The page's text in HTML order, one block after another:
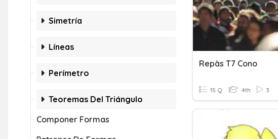
Simetría
Líneas
Perímetro
Teoremas Del Triángulo
Componer Formas
Repàs T7 Cono
15 Q 4th 3